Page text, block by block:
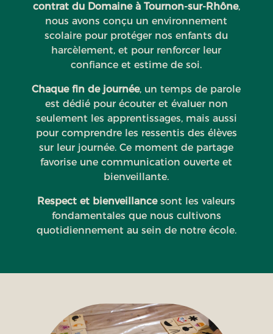
contrat du Domaine à Tournon-sur-Rhône,
nous avons conçu un environnement
scolaire pour protéger nos enfants du
harcèlement, et pour renforcer leur
confiance et estime de soi.
Chaque fin de journée, un temps de parole
est dédié pour écouter et évaluer non
seulement les apprentissages, mais aussi
pour comprendre les ressentis des élèves
sur leur journée. Ce moment de partage
favorise une communication ouverte et
bienveillante.
Respect et bienveillancesont les valeurs
fondamentales que nous cultivons
quotidiennement au sein de notre école.